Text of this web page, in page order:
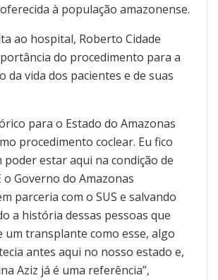
à população amazonense.
ao hospital, Roberto Cidade
do procedimento para a
da vida dos pacientes e de suas
para o Estado do Amazonas
procedimento coclear. Eu fico
estar aqui na condição de
o Governo do Amazonas
parceria com o SUS e salvando
a história dessas pessoas que
um transplante como esse, algo
antes aqui no nosso estado e,
Aziz já é uma referência”,